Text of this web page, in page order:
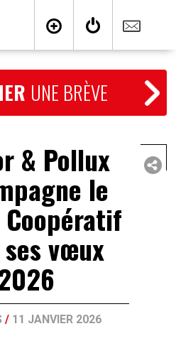
UNE BRÈVE
& Pollux
le
vœux
/ 11 JANVIER 2026